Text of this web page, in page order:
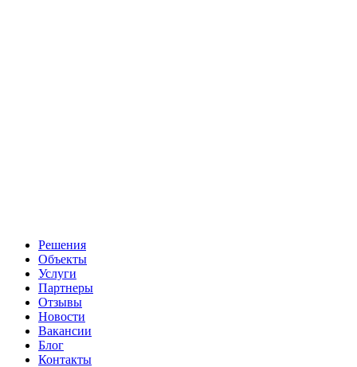
Решения
Объекты
Услуги
Партнеры
Отзывы
Новости
Вакансии
Блог
Контакты